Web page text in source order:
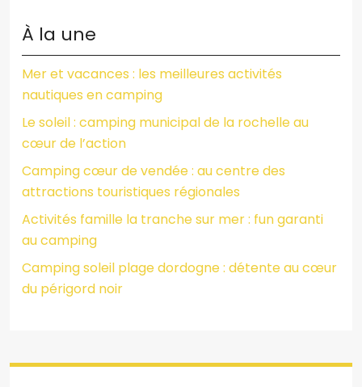
À la une
Mer et vacances : les meilleures activités
nautiques en camping
Le soleil : camping municipal de la rochelle au
cœur de l’action
Camping cœur de vendée : au centre des
attractions touristiques régionales
Activités famille la tranche sur mer : fun garanti
au camping
Camping soleil plage dordogne : détente au cœur
du périgord noir